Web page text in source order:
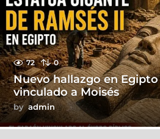
72 0
Nuevo hallazgo en
vinculado a Moisés
by admin